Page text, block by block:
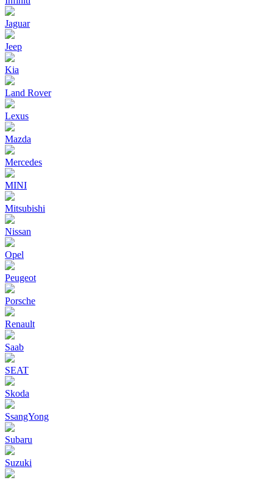
Jaguar
Jeep
Kia
Land Rover
Lexus
Mazda
Mercedes
MINI
Mitsubishi
Nissan
Opel
Peugeot
Porsche
Renault
Saab
SEAT
Skoda
SsangYong
Subaru
Suzuki